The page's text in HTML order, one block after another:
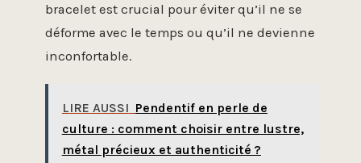
bracelet est crucial pour éviter qu’il ne se
déforme avec le temps ou qu’il ne devienne
inconfortable.
LIRE AUSSI Pendentif en perle de
culture : comment choisir entre lustre,
métal précieux et authenticité ?